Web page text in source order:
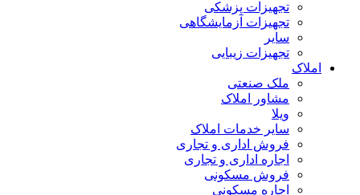
تجهیزات پزشکی
تجهیزات آزمایشگاهی
سایر
تجهیزات زیبایی
املاک
ملک صنعتی
مشاور املاک
ویلا
سایر خدمات املاک
فروش اداری و تجاری
اجاره اداری و تجاری
فروش مسکونی
اجاره مسکونی